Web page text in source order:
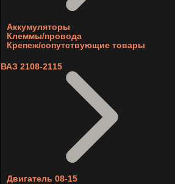
Аккумуляторы
Клеммы/провода
Крепеж/сопутствующие товары
ВАЗ 2108-2115
Двигатель 08-15